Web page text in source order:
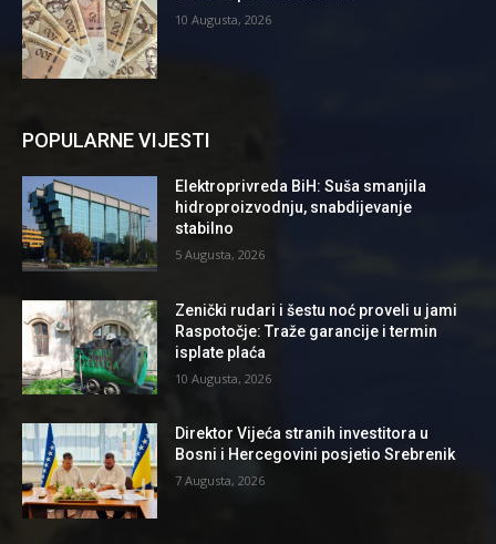
10 Augusta, 2026
POPULARNE VIJESTI
Elektroprivreda BiH: Suša smanjila
hidroproizvodnju, snabdijevanje
stabilno
5 Augusta, 2026
Zenički rudari i šestu noć proveli u jami
Raspotočje: Traže garancije i termin
isplate plaća
10 Augusta, 2026
Direktor Vijeća stranih investitora u
Bosni i Hercegovini posjetio Srebrenik
7 Augusta, 2026